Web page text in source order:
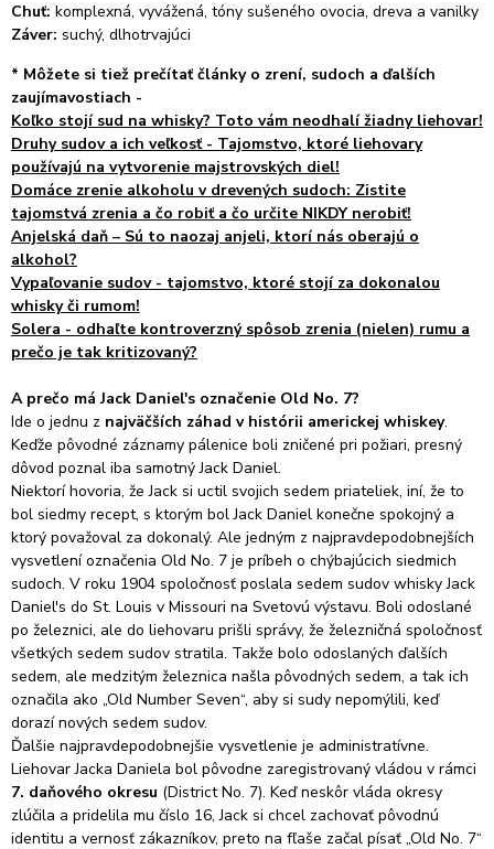
Chuť: komplexná, vyvážená, tóny sušeného ovocia, dreva a vanilky
Záver: suchý, dlhotrvajúci
* Môžete si tiež prečítať články o zrení, sudoch a ďalších
zaujímavostiach -
Koľko stojí sud na whisky? Toto vám neodhalí žiadny liehovar!
Druhy sudov a ich veľkosť - Tajomstvo, ktoré liehovary
používajú na vytvorenie majstrovských diel!
Domáce zrenie alkoholu v drevených sudoch: Zistite
tajomstvá zrenia a čo robiť a čo určite NIKDY nerobiť!
Anjelská daň – Sú to naozaj anjeli, ktorí nás oberajú o
alkohol?
Vypaľovanie sudov - tajomstvo, ktoré stojí za dokonalou
whisky či rumom!
Solera - odhaľte kontroverzný spôsob zrenia (nielen) rumu a
prečo je tak kritizovaný?
A prečo má Jack Daniel's označenie Old No. 7?
Ide o jednu z najväčších záhad v histórii americkej whiskey.
Keďže pôvodné záznamy pálenice boli zničené pri požiari, presný
dôvod poznal iba samotný Jack Daniel.
Niektorí hovoria, že Jack si uctil svojich sedem priateliek, iní, že to
bol siedmy recept, s ktorým bol Jack Daniel konečne spokojný a
ktorý považoval za dokonalý. Ale jedným z najpravdepodobnejších
vysvetlení označenia Old No. 7 je príbeh o chýbajúcich siedmich
sudoch. V roku 1904 spoločnosť poslala sedem sudov whisky Jack
Daniel's do St. Louis v Missouri na Svetovú výstavu. Boli odoslané
po železnici, ale do liehovaru prišli správy, že železničná spoločnosť
všetkých sedem sudov stratila. Takže bolo odoslaných ďalších
sedem, ale medzitým železnica našla pôvodných sedem, a tak ich
označila ako „Old Number Seven“, aby si sudy nepomýlili, keď
dorazí nových sedem sudov.
Ďalšie najpravdepodobnejšie vysvetlenie je administratívne.
Liehovar Jacka Daniela bol pôvodne zaregistrovaný vládou v rámci
7. daňového okresu (District No. 7). Keď neskôr vláda okresy
zlúčila a pridelila mu číslo 16, Jack si chcel zachovať pôvodnú
identitu a vernosť zákazníkov, preto na fľaše začal písať „Old No. 7“